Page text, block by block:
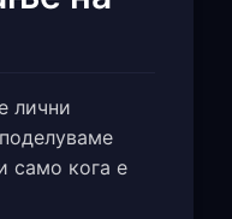
лични
само кога е